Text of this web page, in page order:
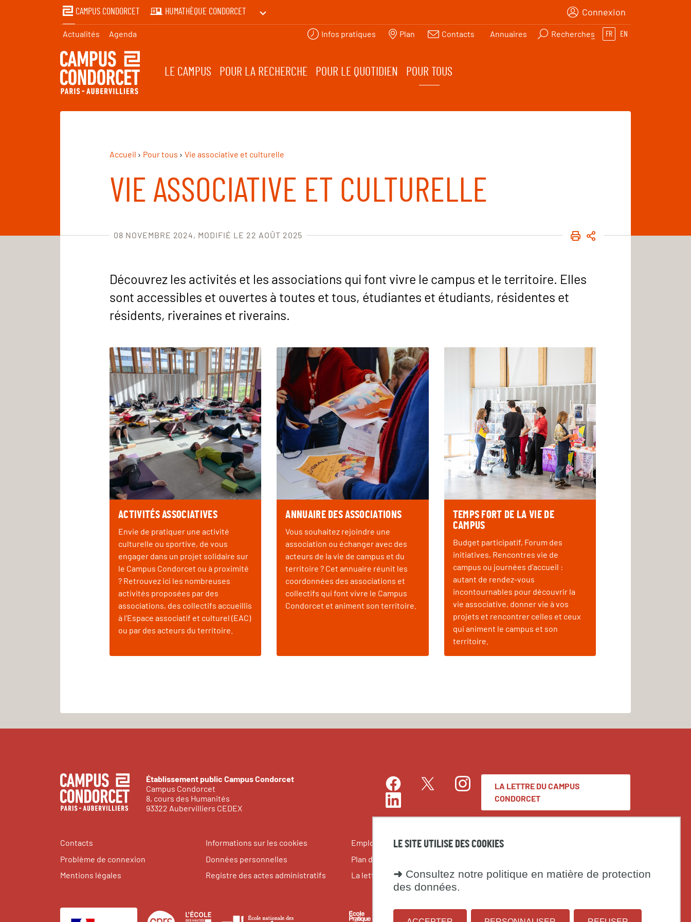
LE SITE UTILISE DES COOKIES
➜ Consultez notre politique en matière de protection
des données.
CAMPUS CONDORCET HUMATHÈQUE CONDORCET
PRINTEMPS DES HUMANITÉS
Connexion
Actualités Agenda Infos pratiques Plan Contacts Annuaires Recherches FR EN
LE CAMPUS POUR LA RECHERCHE POUR LE QUOTIDIEN POUR TOUS
Accueil Pour tous Vie associative et culturelle
VIE ASSOCIATIVE ET CULTURELLE
08 NOVEMBRE 2024 MODIFIÉ LE 22 AOÛT 2025 IMPRIMER
PARTAGER
Découvrez les activités et les associations qui font vivre le campus et le territoire. Elles
sont accessibles et ouvertes à toutes et tous, étudiantes et étudiants, résidentes et
résidents, riveraines et riverains.
ACTIVITÉS ASSOCIATIVES
Envie de pratiquer une activité
culturelle ou sportive, de vous
engager dans un projet solidaire sur
le Campus Condorcet ou à proximité
? Retrouvez ici les nombreuses
activités proposées par des
associations, des collectifs accueillis
à l’Espace associatif et culturel (EAC)
ou par des acteurs du territoire.
ANNUAIRE DES ASSOCIATIONS
Vous souhaitez rejoindre une
association ou échanger avec des
acteurs de la vie de campus et du
territoire ? Cet annuaire réunit les
coordonnées des associations et
collectifs qui font vivre le Campus
Condorcet et animent son territoire.
TEMPS FORT DE LA VIE DE
CAMPUS
Budget participatif, Forum des
initiatives, Rencontres vie de
campus ou journées d’accueil :
autant de rendez-vous
incontournables pour découvrir la
vie associative, donner vie à vos
projets et rencontrer celles et ceux
qui animent le campus et son
territoire.
Établissement public Campus Condorcet
Campus Condorcet
8, cours des Humanités
93322 Aubervilliers CEDEX
FacebookTwitter
Instagram
LinkedIn
LA LETTRE DU CAMPUS
CONDORCET
Contacts
Problème de connexion
Mentions légales
Informations sur les cookies
Données personnelles
Registre des actes administratifs
Emplois et stages
Plan du site
La lettre du Campus Condorcet
Espace presse
Centre École École Institut Université